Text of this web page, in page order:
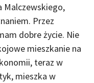
Malczewskiego,
Przez
dobre życie. Nie
mieszkanie na
teraz w
mieszka w